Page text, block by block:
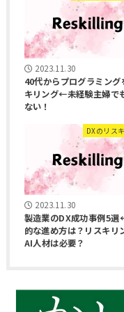
2023.11.30
40代からプログラミング
キリング←未経験主婦で
ない！
DXのリス
2023.11.30
製造業のDX成功事例5
的な進め方は？リスキリ
AI人材は必要？